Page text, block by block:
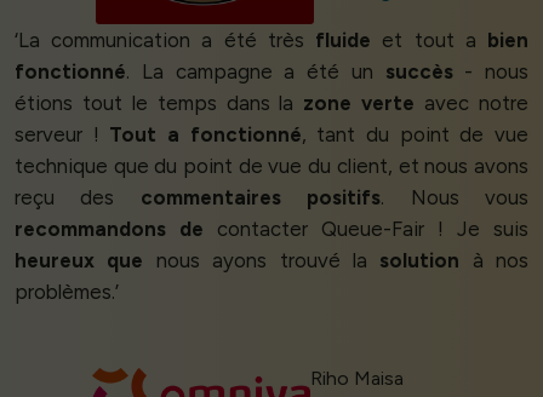
‘La communication a été très fluide et tout a bien
fonctionné. La campagne a été un succès- nous
étions tout le temps dans la zone verte avec notre
serveur ! Tout a fonctionné, tant du point de vue
technique que du point de vue du client, et nous avons
reçu des commentaires positifs. Nous vous
recommandons de contacter Queue-Fair ! Je suis
heureux que nous ayons trouvé la solution à nos
problèmes.’
Riho Maisa